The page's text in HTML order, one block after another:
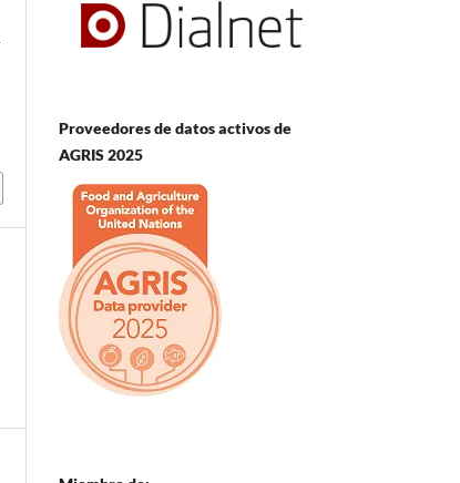
Proveedores de datos activos de
AGRIS 2025